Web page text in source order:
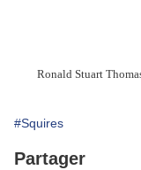
Ronald Stuart
#Squires
Partager